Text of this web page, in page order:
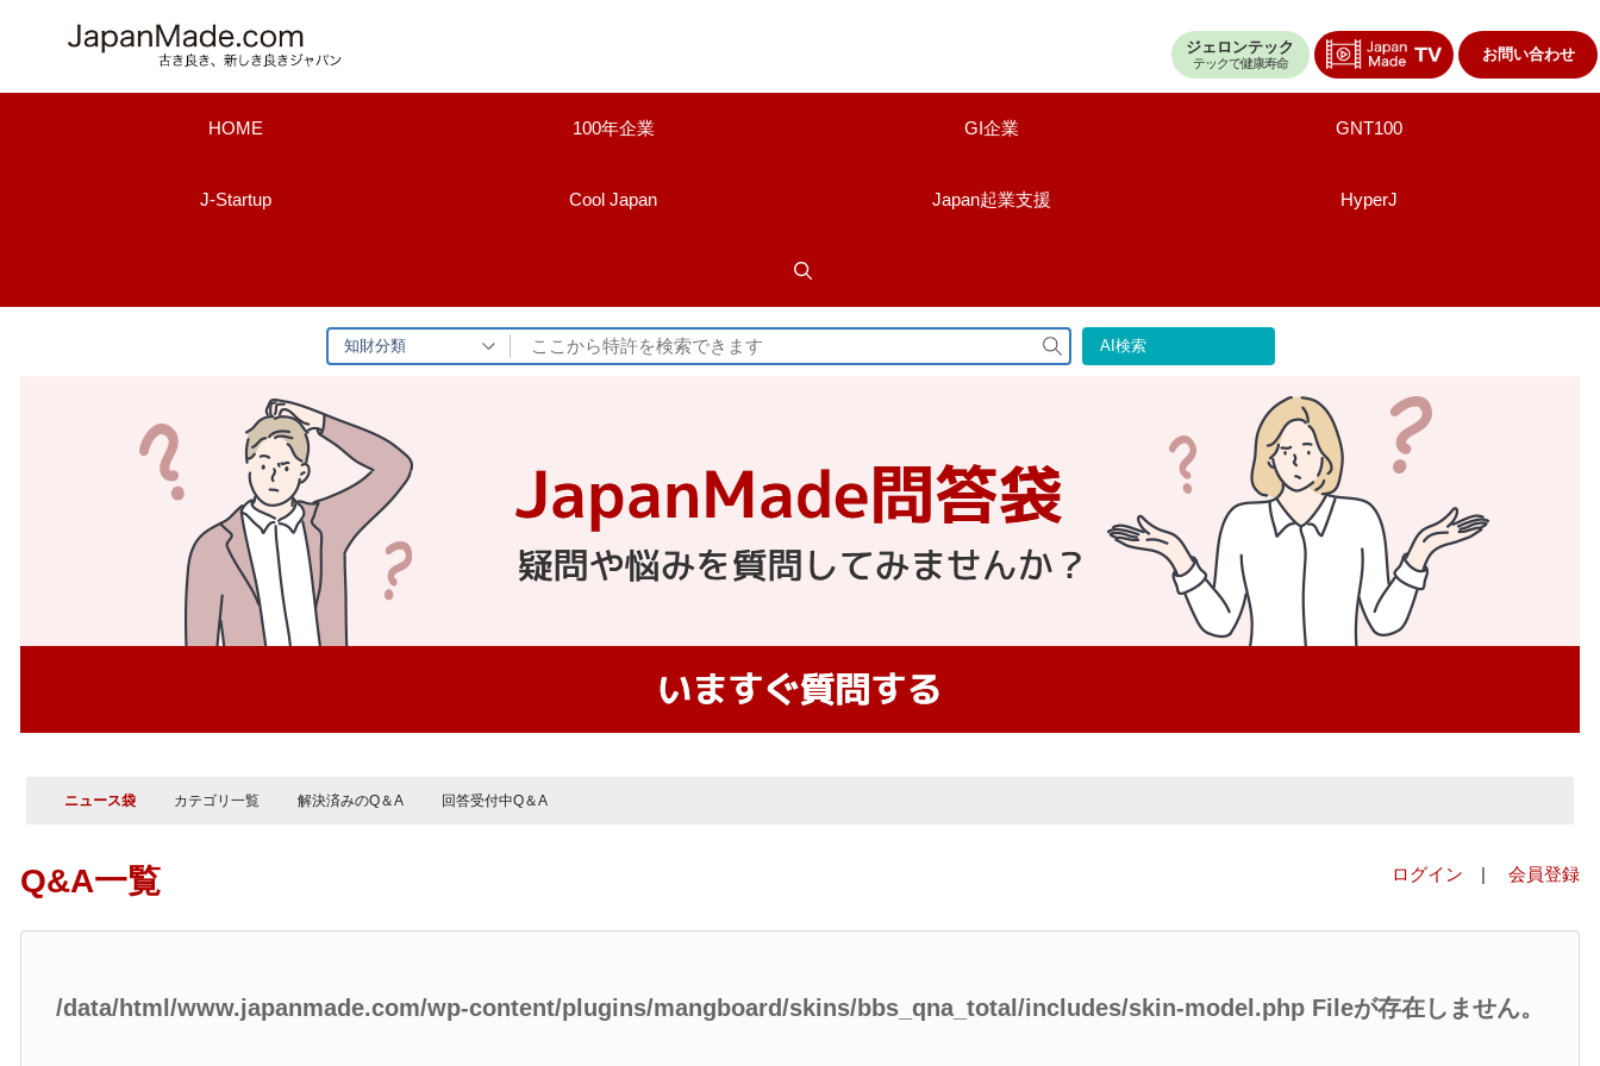
ジェロンテック
テックで健康寿命 お問い合わせ
HOME 100年企業 GI企業 GNT100
J-Startup Cool Japan Japan起業支援 HyperJ
知財分類
検
索
AI検索
ニュース袋 カテゴリ一覧 解決済みのQ＆A 回答受付中Q＆A
Q&A一覧 ログイン | 会員登録
/data/html/www.japanmade.com/wp-content/plugins/mangboard/skins/bbs_qna_total/includes/skin-model.php Fileが存在しません。